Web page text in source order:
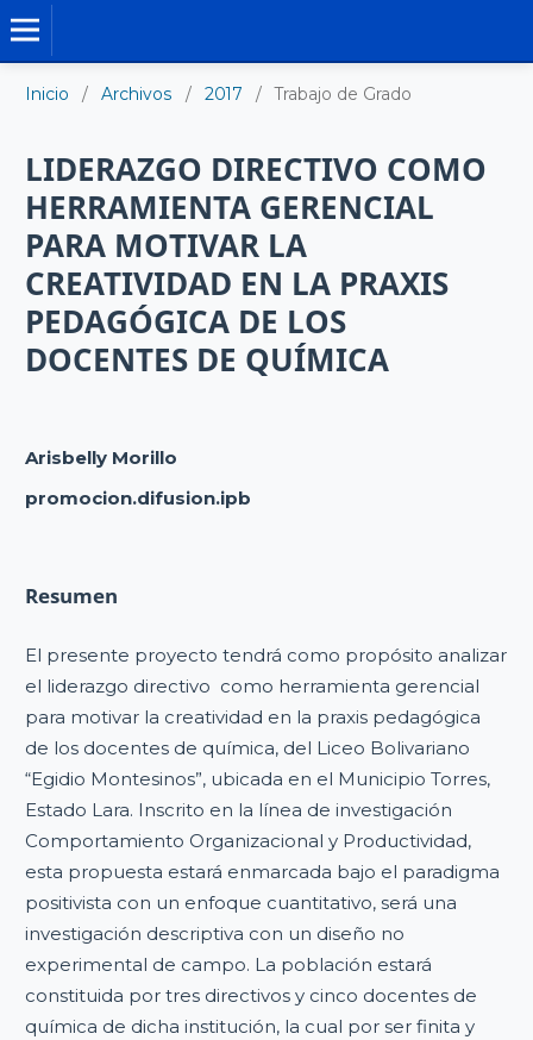
Inicio / Archivos / 2017 / Trabajo de Grado
LIDERAZGO DIRECTIVO COMO
HERRAMIENTA GERENCIAL
PARA MOTIVAR LA
CREATIVIDAD EN LA PRAXIS
PEDAGÓGICA DE LOS
DOCENTES DE QUÍMICA
Arisbelly Morillo
promocion.difusion.ipb
Resumen
El presente proyecto tendrá como propósito analizar
el liderazgo directivo como herramienta gerencial
para motivar la creatividad en la praxis pedagógica
de los docentes de química, del Liceo Bolivariano
“Egidio Montesinos”, ubicada en el Municipio Torres,
Estado Lara. Inscrito en la línea de investigación
Comportamiento Organizacional y Productividad,
esta propuesta estará enmarcada bajo el paradigma
positivista con un enfoque cuantitativo, será una
investigación descriptiva con un diseño no
experimental de campo. La población estará
constituida por tres directivos y cinco docentes de
química de dicha institución, la cual por ser finita y